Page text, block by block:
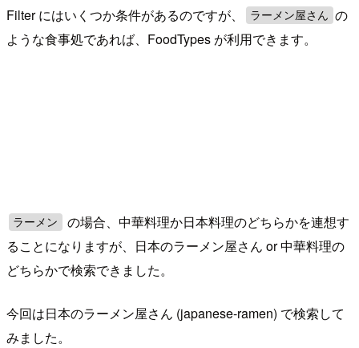
Filter にはいくつか条件があるのですが、 ラーメン屋さん の
ような食事処であれば、FoodTypes が利用できます。
ラーメン
の場合、中華料理か日本料理のどちらかを連想す
ることになりますが、日本のラーメン屋さん or 中華料理の
どちらかで検索できました。
今回は日本のラーメン屋さん (japanese-ramen) で検索して
みました。